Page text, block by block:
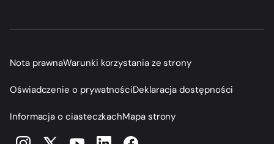
Nota prawnaWarunki korzystania ze strony
Oświadczenie o prywatnościDeklaracja dostępności
Informacja o ciasteczkachMapa strony